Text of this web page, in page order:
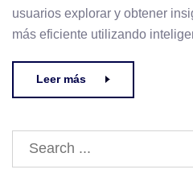
usuarios explorar y obtener
más eficiente utilizando
Leer más